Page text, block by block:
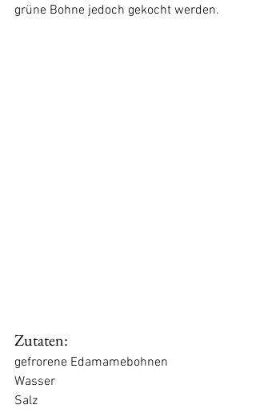
grüne Bohne jedoch gekocht werden.
Zutaten:
gefrorene Edamamebohnen
Wasser
Salz